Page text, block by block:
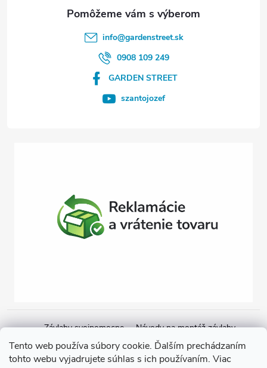
Tento web používa súbory cookie. Ďalším prechádzaním
tohto webu vyjadrujete súhlas s ich používaním. Viac
info@gardenstreet.sk
0908 109 249
GARDEN STREET
szantojozef
Závlahy svojpomocne
Návody na montáž závlahy
Cenová ponuka na závlahu
Blogové články
Čerpacie zostavy
Poradenstvo
Ponorné čerpadlá